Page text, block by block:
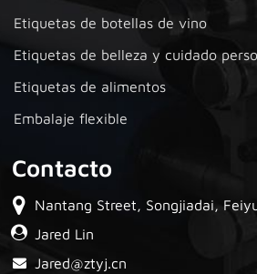
Etiquetas de botellas de vino
Etiquetas de belleza y cuidado
Etiquetas de alimentos
Embalaje flexible
Contacto
Nantang Street, Songjiadai,
Jared Lin
Jared@ztyj.cn